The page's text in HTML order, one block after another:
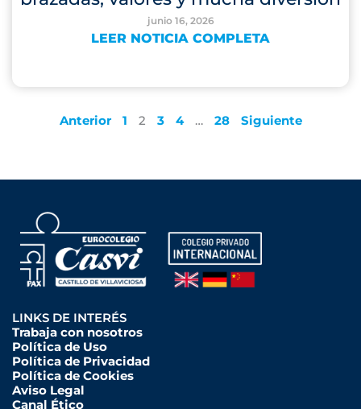
junio 16, 2026
LEER NOTICIA COMPLETA
Anterior 1 2 3 4 … 28 Siguiente
LINKS DE INTERÉS
Trabaja con nosotros
Política de Uso
Política de Privacidad
Política de Cookies
Aviso Legal
Canal Ético